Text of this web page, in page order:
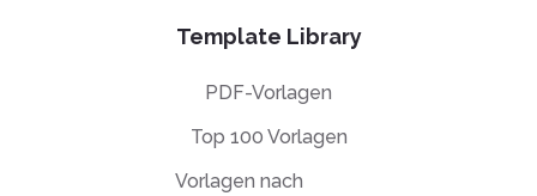
Template Library
PDF-Vorlagen
Top 100 Vorlagen
Vorlagen nach